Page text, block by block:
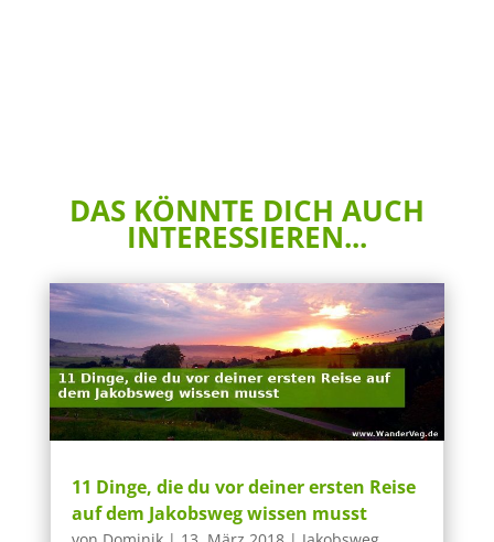
DAS KÖNNTE DICH AUCH
INTERESSIEREN...
11 Dinge, die du vor deiner ersten Reise
auf dem Jakobsweg wissen musst